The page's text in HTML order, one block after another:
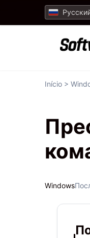
Início >
Windows